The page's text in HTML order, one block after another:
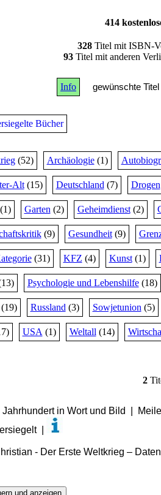
414
328 Titel mit ISBN-
93Titel mit anderen
Info gewünschte
Bücher
(52) Archäologie(1)
Alt(15) Deutschland (7) Drogen
Garten (2) Geheimdienst(2)
(9) Gesundheit(9)
(31) KFZ (4) Kunst(1)
Psychologie und Lebenshilfe(18)
(19) Russland (3) Sowjetunion (5)
USA (1) Weltall (14)
2
Jahrhundert in Wort und Bild |
|
- Der Erste Weltkrieg –